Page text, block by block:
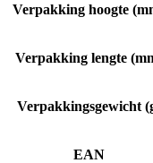
Verpakking hoogte
Verpakking lengte
Verpakkingsgewicht
EAN